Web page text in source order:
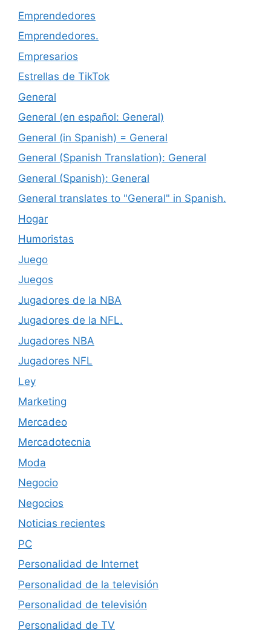
Emprendedores
Emprendedores.
Empresarios
Estrellas de TikTok
General
General (en español: General)
General (in Spanish) = General
General (Spanish Translation): General
General (Spanish): General
General translates to "General" in Spanish.
Hogar
Humoristas
Juego
Juegos
Jugadores de la NBA
Jugadores de la NFL.
Jugadores NBA
Jugadores NFL
Ley
Marketing
Mercadeo
Mercadotecnia
Moda
Negocio
Negocios
Noticias recientes
PC
Personalidad de Internet
Personalidad de la televisión
Personalidad de televisión
Personalidad de TV